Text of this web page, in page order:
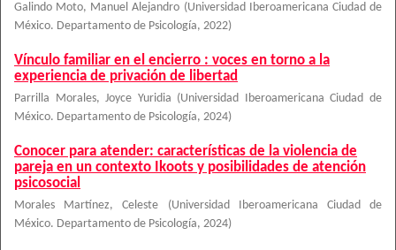
Galindo Moto, Manuel Alejandro (Universidad Iberoamericana Ciudad de
México. Departamento de Psicología, 2022)
Vínculo familiar en el encierro : voces en torno a la
experiencia de privación de libertad
Parrilla Morales, Joyce Yuridia (Universidad Iberoamericana Ciudad de
México. Departamento de Psicología, 2024)
Conocer para atender: características de la violencia de
pareja en un contexto Ikoots y posibilidades de atención
psicosocial
Morales Martínez, Celeste (Universidad Iberoamericana Ciudad de
México. Departamento de Psicología, 2024)